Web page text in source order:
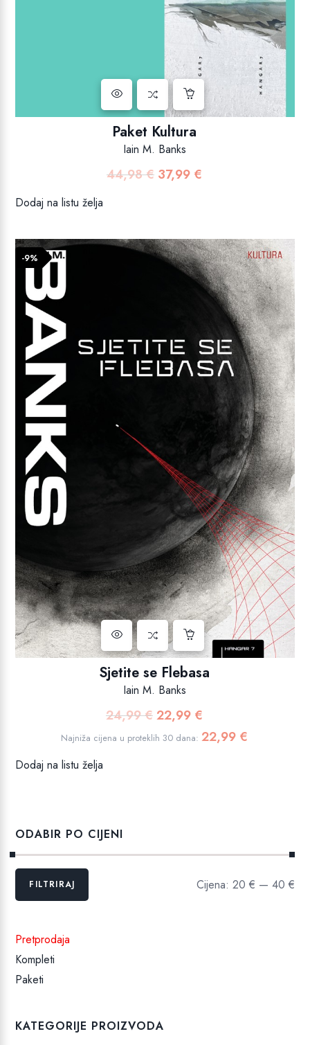
Paket Kultura
Iain M. Banks
44,98€ Izvorna
44,98 €.
37,99 €
Dodaj na listu želja
-9%
Sjetite se Flebasa
Iain M. Banks
24,99€ Izvorna
cijena
22,99 €
cijena
Najniža cijena u proteklih 30 dana: 22,99 €
Dodaj na listu želja
ODABIR PO CIJENI
Min
MaksFILTRIRAJ Cijena: 20 € — 40 €
Pretprodaja
Kompleti
Paketi
KATEGORIJE PROIZVODA